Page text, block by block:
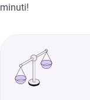
minuti!